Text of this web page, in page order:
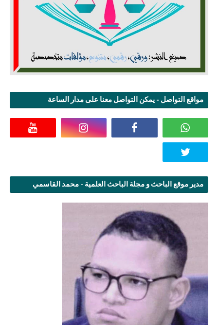
مواقع التواصل - يمكن التواصل معنا على مدار الساعة
مدير موقع الباحث و مجلة الباحث العلمية - محمد القاسمي